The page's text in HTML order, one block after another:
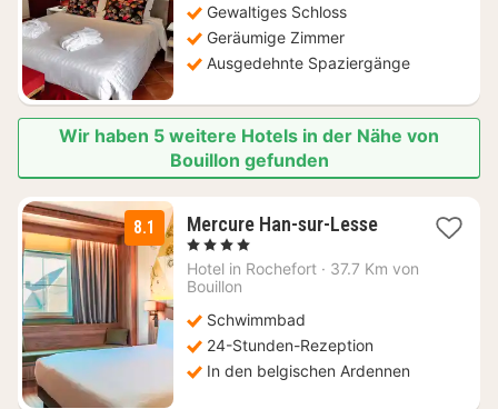
117
€
Gewaltiges Schloss
Geräumige Zimmer
Ausgedehnte Spaziergänge
Wir haben 5 weitere Hotels in der Nähe von
Bouillon gefunden
8.1 Mercure Han-sur-Lesse1
ab
, 4 Sterne
Hotel in Rochefort · 37.7 Km von
Bouillon
Schwimmbad
24-Stunden-Rezeption
In den belgischen Ardennen